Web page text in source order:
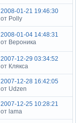
2008-01-21 19:46:30
от Polly
2008-01-04 14:48:31
от Вероника
2007-12-29 03:34:52
от Клякса
2007-12-28 16:42:05
от Udzen
2007-12-25 10:28:21
от lama